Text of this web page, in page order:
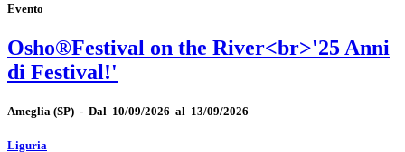
Evento
Osho®Festival on the River<br>'25 Anni
di Festival!'
Ameglia (SP) - Dal 10/09/2026 al 13/09/2026
Liguria